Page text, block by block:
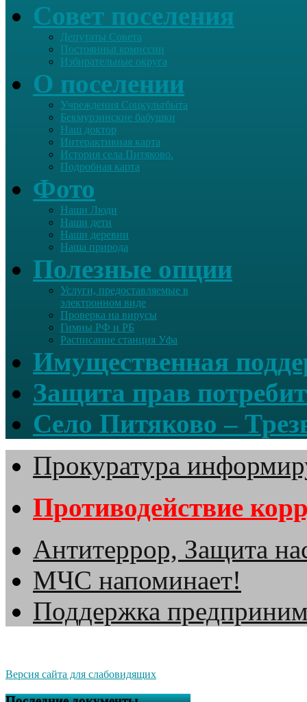
Совет поселения
Депутаты Совета
Постоянныt комиссии
Избирательные округа
О поселении
Учреждения Соцкультбыта
Бекмурзинские бабушки
Наш доктор
Интерактивная карта
История села Питяково.
Подробная карта
Фото
Наши Люди
Наши дети
Наши деревни
Наша природа
Полезные опции
Услуги, предоставляемые в
электронном виде
Проверка на вирусы
Гимны РФ и РБ
Расписание станция Уфа
Имущественная
Защита прав
Село Питяково –
Прокуратура
Противодействие
Антитеррор, Защита
МЧС напоминает!
Поддержка
Версия сайта для слабовидящих